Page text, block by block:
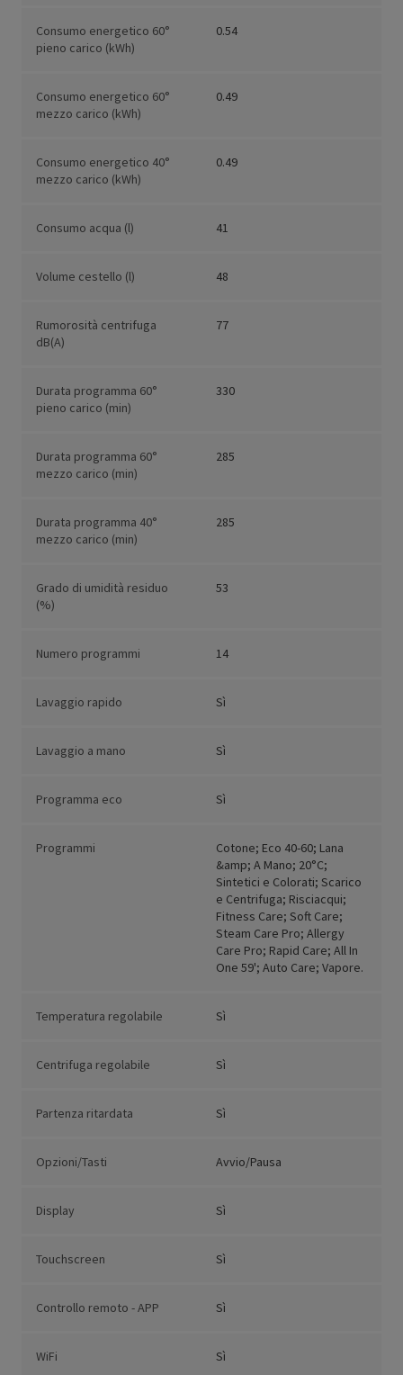
Consumo energetico 60°
pieno carico (kWh)
0.54
Consumo energetico 60°
mezzo carico (kWh)
0.49
Consumo energetico 40°
mezzo carico (kWh)
0.49
Consumo acqua (l) 41
Volume cestello (l) 48
Rumorosità centrifuga
dB(A)
77
Durata programma 60°
pieno carico (min)
330
Durata programma 60°
mezzo carico (min)
285
Durata programma 40°
mezzo carico (min)
285
Grado di umidità residuo
(%)
53
Numero programmi 14
Lavaggio rapido Sì
Lavaggio a mano Sì
Programma eco Sì
Programmi
Cotone; Eco 40-60; Lana
&amp; A Mano; 20°C;
Sintetici e Colorati; Scarico
e Centrifuga; Risciacqui;
Fitness Care; Soft Care;
Steam Care Pro; Allergy
Care Pro; Rapid Care; All In
One 59'; Auto Care; Vapore.
Temperatura regolabile Sì
Centrifuga regolabile Sì
Partenza ritardata Sì
Opzioni/Tasti Avvio/Pausa
Display Sì
Touchscreen Sì
Controllo remoto - APP Sì
WiFi Sì